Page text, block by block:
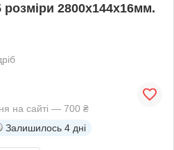
2800x144x16мм.
на сайті — 700 ₴
Залишилось 4 дні